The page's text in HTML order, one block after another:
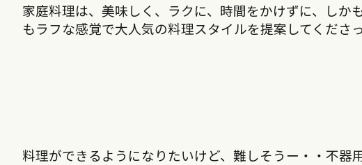
家庭料理は、美味しく、ラクに、時間をかけずに、し
もラフな感覚で大人気の料理スタイルを提案してくださ
料理ができるようになりたいけど、難しそうー・・不器